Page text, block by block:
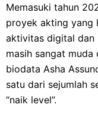
Memasuki tahun
proyek akting yang
aktivitas digital dan
masih sangat
biodata Asha
satu dari sejumlah
“naik level”.